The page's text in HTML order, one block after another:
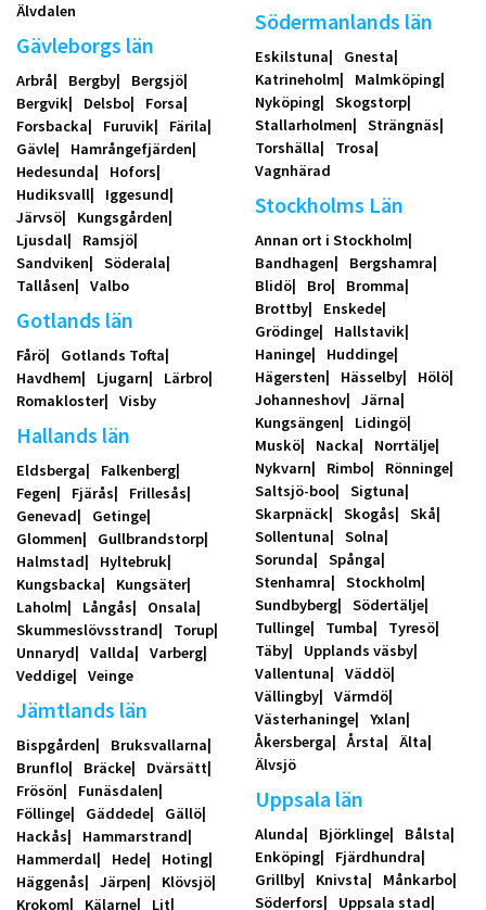
Älvdalen
Gävleborgs län
Arbrå Bergby
Bergsjö
Bergvik
Delsbo
Forsa
Forsbacka
Furuvik
Färila
Gävle
Hamrångefjärden
Hedesunda
Hofors
Hudiksvall
Iggesund
Järvsö
Kungsgården
Ljusdal
Ramsjö
Sandviken
Söderala
Tallåsen
Valbo
Gotlands län
Fårö
Gotlands Tofta
Havdhem
Ljugarn
Lärbro
Romakloster
Visby
Hallands län
Eldsberga
Falkenberg
Fegen
Fjärås
Frillesås
Genevad
Getinge
Glommen
Gullbrandstorp
Halmstad
Hyltebruk
Kungsbacka
Kungsäter
Laholm
Långås
Onsala
Skummeslövsstrand
Torup
Unnaryd
Vallda
Varberg
Veddige
Veinge
Jämtlands län
Bispgården
Bruksvallarna
Brunflo
Bräcke
Dvärsätt
Frösön
Funäsdalen
Föllinge
Gäddede
Gällö
Hackås
Hammarstrand
Hammerdal
Hede
Hoting
Häggenås
Järpen
Klövsjö
Krokom
Kälarne Lit
Södermanlands län
Eskilstuna
Gnesta
Katrineholm
Malmköping
Nyköping
Skogstorp
Stallarholmen
Strängnäs
Torshälla
Trosa
Vagnhärad
Stockholms Län
Annan ort i Stockholm
Bandhagen
Bergshamra
Blidö
Bro
Bromma
Brottby
Enskede
Grödinge
Hallstavik
Haninge
Huddinge
Hägersten
Hässelby
Hölö
Johanneshov
Järna
Kungsängen
Lidingö
Muskö
Nacka
Norrtälje
Nykvarn
Rimbo
Rönninge
Saltsjö-boo
Sigtuna
Skarpnäck
Skogås
Skå
Sollentuna
Solna
Sorunda
Spånga
Stenhamra
Stockholm
Sundbyberg
Södertälje
Tullinge
Tumba
Tyresö
Täby
Upplands väsby
Vallentuna
Väddö
Vällingby
Värmdö
Västerhaninge
Yxlan
Åkersberga
Årsta
Älta
Älvsjö
Uppsala län
Alunda Björklinge
Bålsta
Enköping
Fjärdhundra
Grillby
Knivsta
Månkarbo
Söderfors
Uppsala stad